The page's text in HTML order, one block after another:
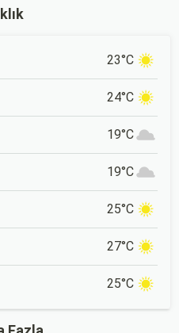
23°C
24°C
19°C
19°C
25°C
27°C
25°C